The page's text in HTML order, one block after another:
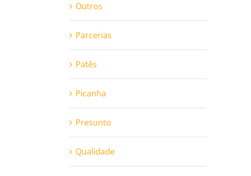
Outros
Parcerias
Patês
Picanha
Presunto
Qualidade